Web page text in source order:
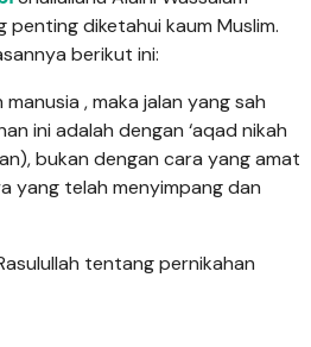
diketahui kaum Muslim.
berikut ini:
, maka jalan yang sah
ini adalah dengan ‘aqad nikah
bukan dengan cara yang amat
yang telah menyimpang dan
tentang pernikahan